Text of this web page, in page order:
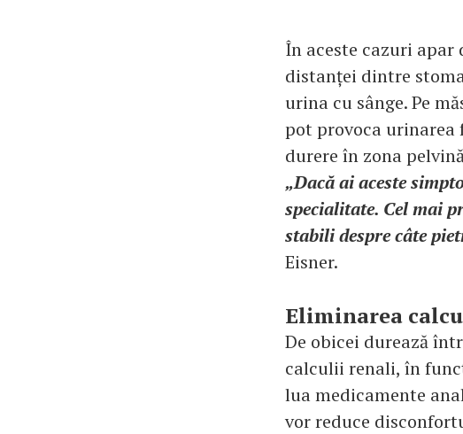
În aceste cazuri
distanței dintre
urina cu sânge. Pe
pot provoca urinarea
durere în zona
„Dacă ai aceste
specialitate. Cel mai
stabili despre câte
Eisner.
Eliminarea
De obicei durează
calculii renali, în
lua medicamente
vor reduce